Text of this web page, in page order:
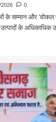
0
के सम्मान और
के अधिकाधिक